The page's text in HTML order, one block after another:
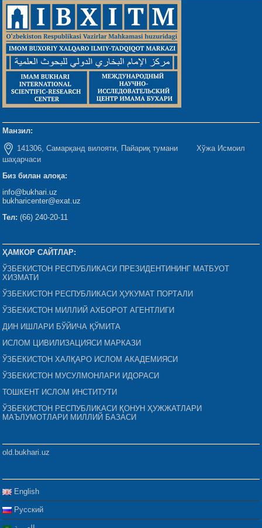
Манзил:
141306, Самарқанд вилояти, Пайариқ тумани Хўжа Исмоил
шаҳарчаси
Биз билан алоқа:
info@bukhari.uz
bukharicenter@exat.uz
Тел: (66) 240-20-11
ҲАМКОР САЙТЛАР:
ЎЗБЕКИСТОН РЕСПУБЛИКАСИ ПРЕЗИДЕНТИНИНГ МАТБУОТ
ХИЗМАТИ
ЎЗБЕКИСТОН РЕСПУБЛИКАСИ ҲУКУМАТ ПОРТАЛИ
ЎЗБЕКИСТОН МИЛЛИЙ АХБОРОТ АГЕНТЛИГИ
ДИН ИШЛАРИ БЎЙИЧА ҚЎМИТА
ИСЛОМ ЦИВИЛИЗАЦИЯСИ МАРКАЗИ
ЎЗБЕКИСТОН ХАЛҚАРО ИСЛОМ АКАДЕМИЯСИ
ЎЗБЕКИСТОН МУСУЛМОНЛАРИ ИДОРАСИ
ТОШКЕНТ ИСЛОМ ИНСТИТУТИ
ЎЗБЕКИСТОН РЕСПУБЛИКАСИ ҚОНУН ҲУЖЖАТЛАРИ
МАЪЛУМОТЛАРИ МИЛЛИЙ БАЗАСИ
old.bukhari.uz
English
Русский